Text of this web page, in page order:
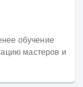
обучение
мастеров и